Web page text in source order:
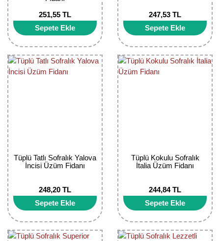
251,55 TL
Sepete Ekle
247,53 TL
Sepete Ekle
Tüplü Tatlı Sofralık Yalova
İncisi Üzüm Fidanı
248,20 TL
Sepete Ekle
Tüplü Kokulu Sofralık
İtalia Üzüm Fidanı
244,84 TL
Sepete Ekle
Nar Fidanı
Narenciye Fidanları
Nektarin Fidanı
Üzüm Fidanı
Vişne Fidanı
Yaban Mersini Fidanı